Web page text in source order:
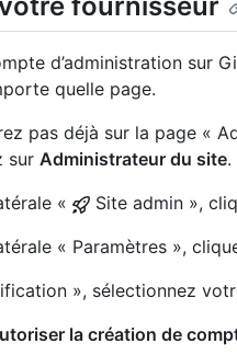
d’administration sur
quelle page.
pas déjà sur la page «
sur Administrateur du site.
«
Site admin »,
« Paramètres »,
», sélectionnez
la création de